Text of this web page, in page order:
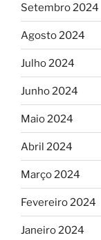
Setembro 2024
Agosto 2024
Julho 2024
Junho 2024
Maio 2024
Abril 2024
Março 2024
Fevereiro 2024
Janeiro 2024